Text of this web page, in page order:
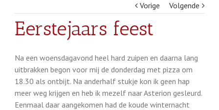
Vorige Volgende
Eerstejaars feest
Na een woensdagavond heel hard zuipen en daarna lang
uitbrakken begon voor mij de donderdag met pizza om
18.30 als ontbijt. Na anderhalf stukje kon ik geen hap
meer weg krijgen en heb ik mezelf naar Asterion gesleurd.
Eenmaal daar aangekomen had de koude winternacht